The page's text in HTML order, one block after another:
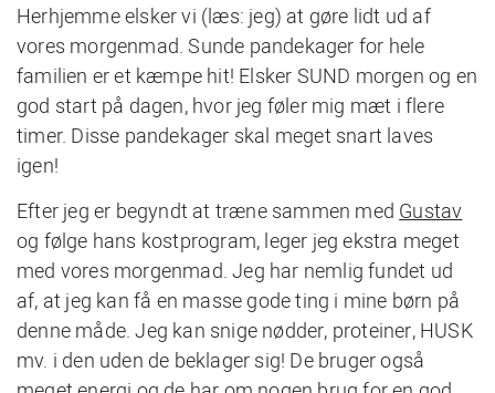
Herhjemme elsker vi (læs: jeg) at gøre lidt ud af
vores morgenmad. Sunde pandekager for hele
familien er et kæmpe hit! Elsker SUND morgen og en
god start på dagen, hvor jeg føler mig mæt i flere
timer. Disse pandekager skal meget snart laves
igen!
Efter jeg er begyndt at træne sammen med Gustav
og følge hans kostprogram, leger jeg ekstra meget
med vores morgenmad. Jeg har nemlig fundet ud
af, at jeg kan få en masse gode ting i mine børn på
denne måde. Jeg kan snige nødder, proteiner, HUSK
mv. i den uden de beklager sig! De bruger også